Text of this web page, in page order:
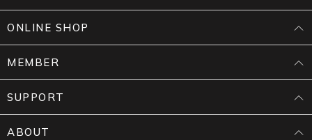
ONLINE SHOP
MEMBER
SUPPORT
ABOUT